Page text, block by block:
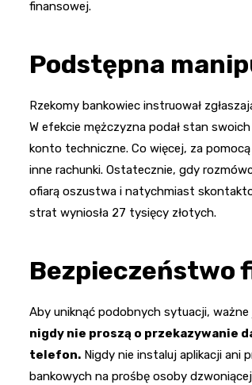
finansowej.
Podstępna
Rzekomy bankowiec instruował
W efekcie mężczyzna podał stan
konto techniczne. Co więcej, za
inne rachunki. Ostatecznie, gdy
ofiarą oszustwa i natychmiast
strat wyniosła 27 tysięcy złotych.
Bezpieczeństwo
Aby uniknąć podobnych sytuacji,
nigdy nie proszą o przekazywanie
telefon. Nigdy nie instaluj aplikacji ani
bankowych na prośbę osoby